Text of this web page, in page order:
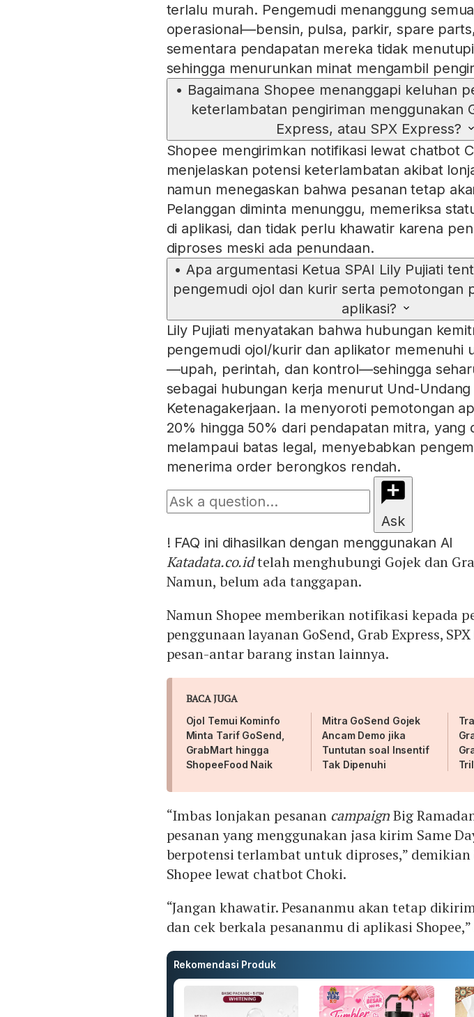
terlalu murah. Pengemudi menanggung
operasional—bensin, pulsa, parkir, spare
sementara pendapatan mereka tidak
sehingga menurunkan minat mengambil
• Bagaimana Shopee menanggapi keluhan
keterlambatan pengiriman menggunakan
Express, atau SPX Express?
Shopee mengirimkan notifikasi lewat chatbot
menjelaskan potensi keterlambatan akibat
namun menegaskan bahwa pesanan tetap
Pelanggan diminta menunggu, memeriksa
di aplikasi, dan tidak perlu khawatir karena
diproses meski ada penundaan.
• Apa argumentasi Ketua SPAI Lily Pujiati
pengemudi ojol dan kurir serta pemotongan
aplikasi?
Lily Pujiati menyatakan bahwa hubungan
pengemudi ojol/kurir dan aplikator memenuhi
—upah, perintah, dan kontrol—sehingga
sebagai hubungan kerja menurut Und-Undang
Ketenagakerjaan. Ia menyoroti pemotongan
20% hingga 50% dari pendapatan mitra, yang
melampaui batas legal, menyebabkan
menerima order berongkos rendah.
Ask
! FAQ ini dihasilkan dengan menggunakan AI
Katadata.co.idtelah menghubungi Gojek dan
Namun, belum ada tanggapan.
Namun Shopee memberikan notifikasi kepada
penggunaan layanan GoSend, Grab Express,
pesan-antar barang instan lainnya.
BACA JUGA
Ojol Temui Kominfo
Minta Tarif GoSend,
GrabMart hingga
ShopeeFood Naik
Mitra GoSend Gojek
Ancam Demo jika
Tuntutan soal Insentif
Tak Dipenuhi
“Imbas lonjakan pesanan campaignBig
pesanan yang menggunakan jasa kirim Same
berpotensi terlambat untuk diproses,”
Shopee lewat chatbot Choki.
“Jangan khawatir. Pesananmu akan tetap
dan cek berkala pesananmu di aplikasi
Rekomendasi Produk